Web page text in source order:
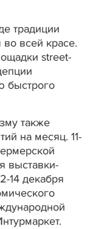
традиции
всей красе.
street-
быстрого
также
на месяц. 11-
выставки-
14 декабря